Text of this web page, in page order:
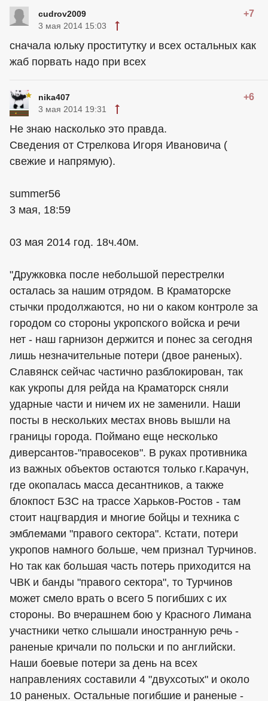
cudrov2009 +7
3 мая 2014 15:03
сначала юльку проститутку и всех остальных как
жаб порвать надо при всех
nika407 +6
3 мая 2014 19:31
Не знаю насколько это правда.
Сведения от Стрелкова Игоря Ивановича (
свежие и напрямую).
summer56
3 мая, 18:59
03 мая 2014 год. 18ч.40м.
"Дружковка после небольшой перестрелки
осталась за нашим отрядом. В Краматорске
стычки продолжаются, но ни о каком контроле за
городом со стороны укропского войска и речи
нет - наш гарнизон держится и понес за сегодня
лишь незначительные потери (двое раненых).
Славянск сейчас частично разблокирован, так
как укропы для рейда на Краматорск сняли
ударные части и ничем их не заменили. Наши
посты в нескольких местах вновь вышли на
границы города. Поймано еще несколько
диверсантов-"правосеков". В руках противника
из важных объектов остаются только г.Карачун,
где окопалась масса десантников, а также
блокпост БЗС на трассе Харьков-Ростов - там
стоит нацгвардия и многие бойцы и техника с
эмблемами "правого сектора". Кстати, потери
укропов намного больше, чем признал Турчинов.
Но так как большая часть потерь приходится на
ЧВК и банды "правого сектора", то Турчинов
может смело врать о всего 5 погибших с их
стороны. Во вчерашнем бою у Красного Лимана
участники четко слышали иностранную речь -
раненые кричали по польски и по английски.
Наши боевые потери за день на всех
направлениях составили 4 "двухсотых" и около
10 раненых. Остальные погибшие и раненые -